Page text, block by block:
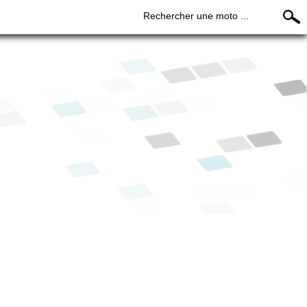
Rechercher une moto ...